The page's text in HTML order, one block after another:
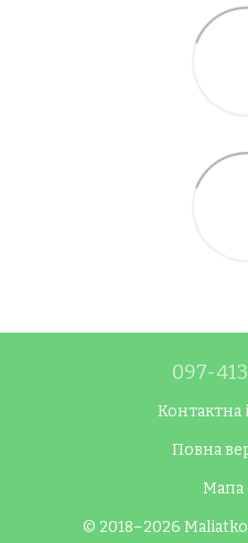
097-
Контактна
Повна
Мапа
© 2018–2026